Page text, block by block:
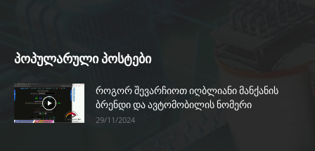
პოპულარული პოსტები
როგორ შევარჩიოთ იღბლიანი მანქანის
ბრენდი და ავტომობილის ნომერი
29/11/2024